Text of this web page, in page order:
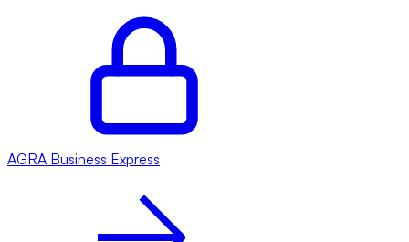
AGRA Business Express